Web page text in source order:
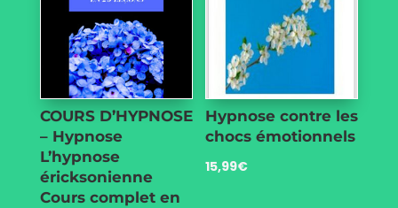
COURS D’HYPNOSE
– Hypnose
L’hypnose
éricksonienne
Cours complet en
Hypnose contre les
chocs émotionnels
15,99€